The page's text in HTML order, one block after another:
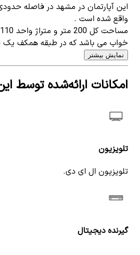
واقع شده است .
خواب می باشد که در طبقه همکف یک
نمایش بیشتر
امکانات ارائه‌شده توسط
تلویزیون
تلویزیون ال ای دی.
گیرنده دیجیتال